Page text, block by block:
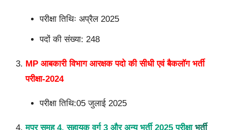
परीक्षा तिथिः अप्रैल 2025
पदों की संख्या: 248
MP आबकारी विभाग आरक्षक पदो की सीधी एवं बैकलॉग भर्ती
परीक्षा-2024
परीक्षा तिथि:05 जुलाई 2025
मप्र समूह 4, सहायक वर्ग 3 और अन्य भर्ती 2025 परीक्षा भर्ती